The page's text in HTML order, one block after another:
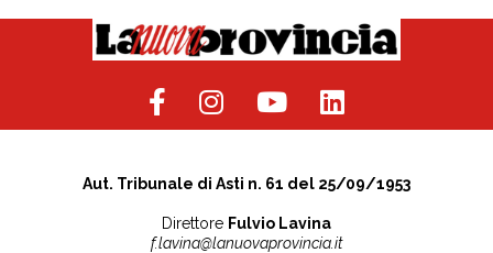
Aut. Tribunale di Asti n. 61 del 25/09/1953
Direttore Fulvio Lavina
f.lavina@lanuovaprovincia.it